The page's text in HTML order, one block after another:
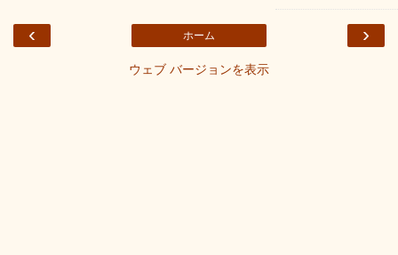
‹ ›
ホーム
ウェブ バージョンを表示